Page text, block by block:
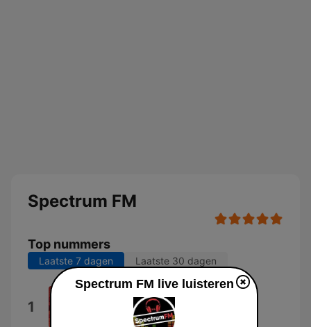
Spectrum FM
Top nummers
Laatste 7 dagen Laatste 30 dagen
1 In M'n Cabine
Henk Wijngaard
Spectrum FM live luisteren